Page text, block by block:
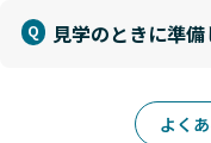
見学のときに準
よく